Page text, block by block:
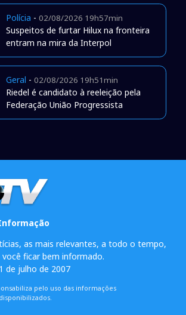
Polícia - 02/08/2026 19h57min
Suspeitos de furtar Hilux na fronteira
entram na mira da Interpol
Geral - 02/08/2026 19h51min
Riedel é candidato à reeleição pela
Federação União Progressista
as mais relevantes, a todo o tempo,
ficar bem informado.
de julho de 2007
pelo uso das informações